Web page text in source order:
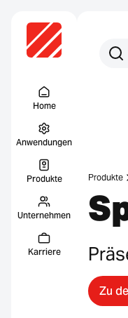
Home
Anwendungen
Produkte
Unternehmen
Karriere
Produkte
Zu